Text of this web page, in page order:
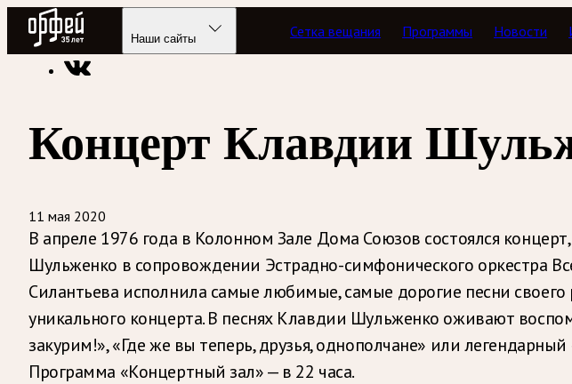
Радио Орфей
Наши сайты Сетка вещания Программы Новости
Радио классической музыки «Орфей» Программы в эфире Концертный зал
Концерт Клавдии
11 мая 2020
В апреле 1976 года в Колонном Зале Дома Союзов состоялся
Шульженко в сопровождении Эстрадно-симфонического оркестра
Силантьева исполнила самые любимые, самые дорогие песни
уникального концерта. В песнях Клавдии Шульженко оживают
закурим!», «Где же вы теперь, друзья, однополчане» или
Программа «Концертный зал» — в 22 часа.